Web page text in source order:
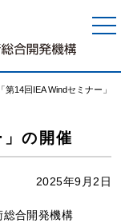
「第14回IEA Windセミナー」
の開催
2025年9月2日
合開発機構